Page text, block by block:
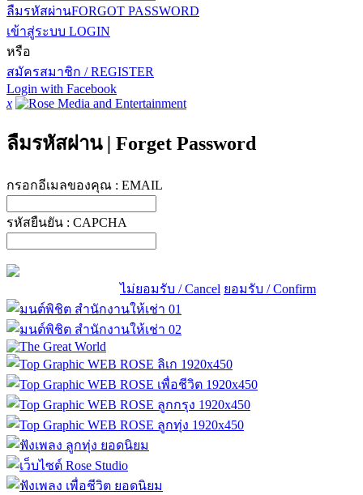
ลืมรหัสผ่านFORGOT PASSWORD
เข้าสู่ระบบ LOGIN
หรือ
สมัครสมาชิก / REGISTER
Login with Facebook
x
ลืมรหัสผ่าน | Forget Password
กรอกอีเมลของคุณ : EMAIL
รหัสยืนยัน : CAPCHA
ไม่ยอมรับ / Cancel ยอมรับ / Confirm